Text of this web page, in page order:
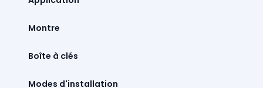
Montre
Boîte à clés
Modes d'installation